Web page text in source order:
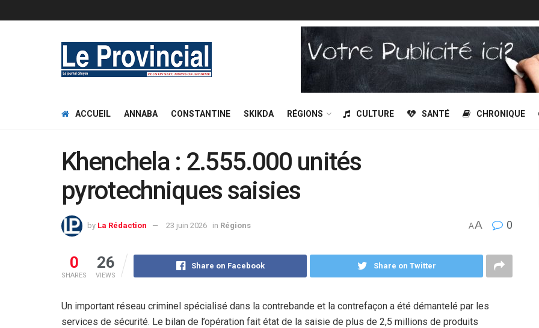
ACCUEIL ANNABA CONSTANTINE SKIKDA RÉGIONS CULTURE SANTÉ CHRONIQUE
Khenchela : 2.555.000 unités
pyrotechniques saisies
by La Rédaction 23 juin 2026 in Régions AA 0
0
SHARES
26
VIEWS
Share on Facebook Share on Twitter
Un important réseau criminel spécialisé dans la contrebande et la contrefaçon a été démantelé par les
services de sécurité. Le bilan de l’opération fait état de la saisie de plus de 2,5 millions de produits